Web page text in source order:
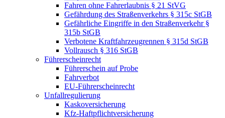
Fahren ohne Fahrerlaubnis § 21 StVG
Gefährdung des Straßenverkehrs § 315c StGB
Gefährliche Eingriffe in den Straßenverkehr §
315b StGB
Verbotene Kraftfahrzeugrennen § 315d StGB
Vollrausch § 316 StGB
Führerscheinrecht
Führerschein auf Probe
Fahrverbot
EU-Führerscheinrecht
Unfallregulierung
Kaskoversicherung
Kfz-Haftpflichtversicherung